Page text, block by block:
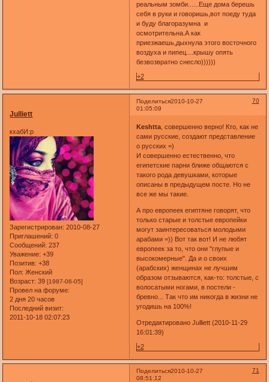
реальным зомби......Еще дома берешь
себя в руки и говоришь,вот поеду туда
и буду благоразумна и
осмотрительна.А как
приезжаешь,дыхнула этого восточного
воздуха и пипец....крышу опять
безвозвратно снесло))))))
+2
Поделиться 70
2010-10-27
01:05:09
Julliett
кхабИ:р
Зарегистрирован: 2010-08-27
Приглашений: 0
Сообщений: 237
Уважение: +39
Позитив: +38
Пол: Женский
Возраст: 39[1987-06-05]
Провел на форуме:
2 дня 20 часов
Последний визит:
2011-10-18 02:07:23
Keshtta, совершенно верно! Кто, как не
сами русские, создают представление
о русских =)
И совершенно естественно, что
египетские парни ближе общаются с
такого рода девушками, которые
описаны в предыдущем посте. Но не
все же мы такие.
А про европеек египтяне говорят, что
только старые и толстые европейки
могут заинтересоваться молодыми
арабами =)) Вот так вот! И не любят
европеек за то, что они "глупые и
высокомерные". Да и о своих
(арабских) женщинах не лучшим
образом отзываются, как-то: толстые, с
волосатыми ногами, в постели -
бревно... Так что им никогда в жизни не
угодишь на 100%!
Отредактировано Julliett (2010-11-29
16:01:39)
+2
Поделиться 71
2010-10-27
08:51:12